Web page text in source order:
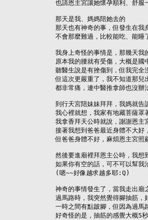
也請恩主宮讓她懷孕順利、舒服
那天是我、媽媽陪她去的
那天也有神奇的事，但發生在我
不會那麼難過，比較能吃、能
我身上奇怪的事情是，那幾天我
原本我的腰就有受傷，大概是國
聽醫生說是有挫傷到，但我完全
但這次更嚴重了，我不知道那兒
都非常痛，連中醫推拿師也沒辦
到行天宮陪妹妹拜拜，我媽就告
我心裡就想，我家有地藏菩薩罩
我拿香拜天公時就說，謝謝恩主
接著我想到爸爸最近身體不大好
但爸爸身體不好，麻煩恩主宮照
然後要進廟裡拜恩主公時，我想
如果你有空的話，可不可以幫我
(嗯~~好像越求越多耶:Q)
神奇的事情發生了，當我走出廟
過馬路時，我突然覺得腳抽筋，
一時之間有點跛腳，但因為過馬
好奇怪的是，抽筋的感覺大概5